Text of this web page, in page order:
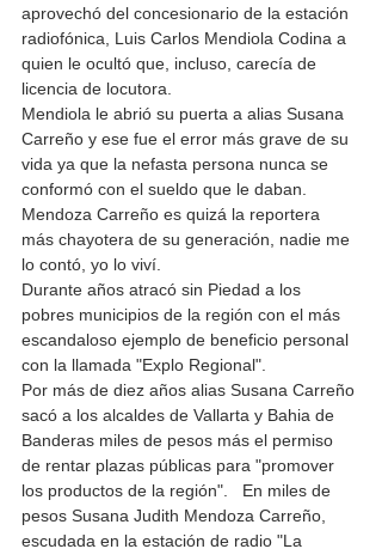
aprovechó del concesionario de la estación
radiofónica, Luis Carlos Mendiola Codina a
quien le ocultó que, incluso, carecía de
licencia de locutora.
Mendiola le abrió su puerta a alias Susana
Carreño y ese fue el error más grave de su
vida ya que la nefasta persona nunca se
conformó con el sueldo que le daban.
Mendoza Carreño es quizá la reportera
más chayotera de su generación, nadie me
lo contó, yo lo viví.
Durante años atracó sin Piedad a los
pobres municipios de la región con el más
escandaloso ejemplo de beneficio personal
con la llamada "Explo Regional".
Por más de diez años alias Susana Carreño
sacó a los alcaldes de Vallarta y Bahia de
Banderas miles de pesos más el permiso
de rentar plazas públicas para "promover
los productos de la región".   En miles de
pesos Susana Judith Mendoza Carreño,
escudada en la estación de radio "La